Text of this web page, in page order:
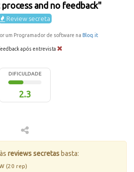
and no feedback"
Review secreta
um Programador de software na Bloq.it
após entrevista
DIFICULDADE
2.3
reviews secretas basta:
(20 rep)